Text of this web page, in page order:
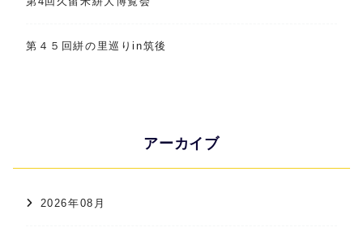
第４５回絣の里巡りin筑後
アーカイブ
2026年08月